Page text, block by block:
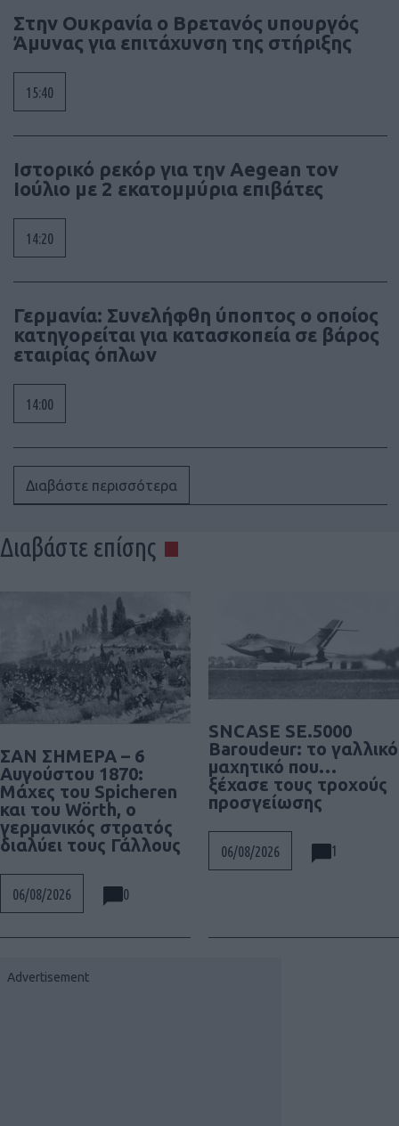
Στην Ουκρανία ο Βρετανός υπουργός
Άμυνας για επιτάχυνση της στήριξης
15:40
Ιστορικό ρεκόρ για την Aegean τον
Ιούλιο με 2 εκατομμύρια επιβάτες
14:20
Γερμανία: Συνελήφθη ύποπτος ο οποίος
κατηγορείται για κατασκοπεία σε βάρος
εταιρίας όπλων
14:00
Διαβάστε περισσότερα
Διαβάστε επίσης
ΣΑΝ ΣΗΜΕΡΑ – 6
Αυγούστου 1870:
Μάχες του Spicheren
και του Wörth, ο
γερμανικός στρατός
διαλύει τους Γάλλους
06/08/2026 0
SNCASE SE.5000
Baroudeur: το γαλλικό
μαχητικό που…
ξέχασε τους τροχούς
προσγείωσης
06/08/2026 1